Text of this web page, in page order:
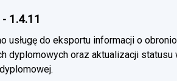
1.4.11
usługę do eksportu informacji o
dyplomowych oraz aktualizacji